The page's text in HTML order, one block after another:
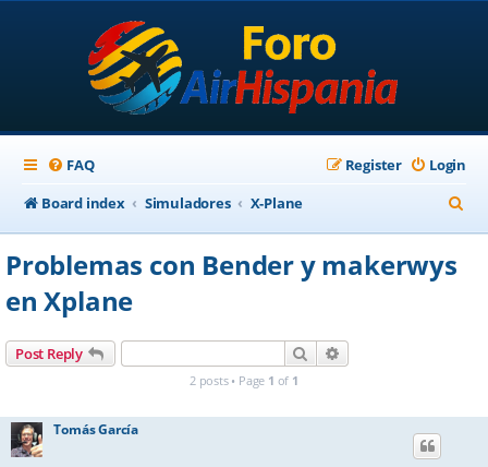
FAQ Login
Register
Board index
Simuladores X-Plane
e
Problemas con Bender y makerwys
en Xplane
Post Reply Search
2 posts • Page 1 of 1
Tomás García